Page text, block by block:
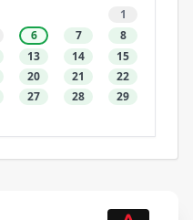
1
6 7
8
13 14
15
20 21
22
27 28
29